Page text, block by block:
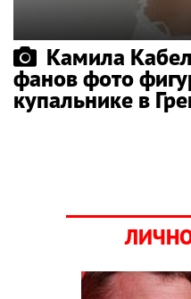
Камила
фанов фото
купальнике в